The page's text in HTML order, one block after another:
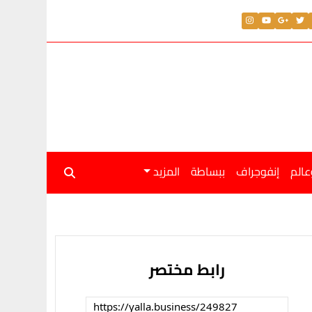
إنفوجراف ببساطة المزيد
رابط مختصر